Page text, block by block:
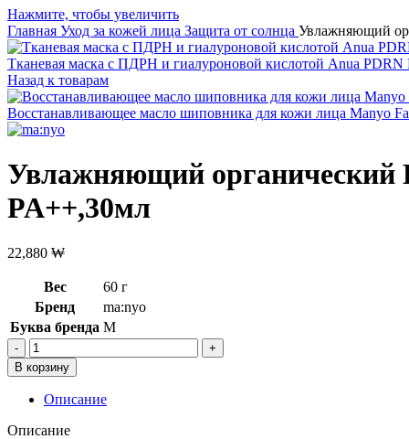
Нажмите, чтобы увеличить
Главная Уход за кожей лица Защита от солнца Увлажняющий
Тканевая маска с ПДРН и гиалуроновой кислотой Anua PDRN
Назад к товарам
Восстанавливающее масло шиповника для кожи лица Manyo
Увлажняющий органический
PA++,30мл
22,880 ₩
Вес
60 г
Бренд
ma:nyo
Буква бренда M
Количество
товара
Увлажняющий
органический
BB-
крем
В корзину
Описание
Описание